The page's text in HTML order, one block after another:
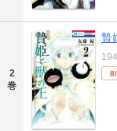
2
巻
贄